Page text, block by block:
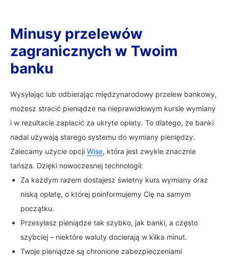
Minusy przelewów
zagranicznych w Twoim
banku
Wysyłając lub odbierając międzynarodowy przelew bankowy,
możesz stracić pieniądze na nieprawidłowym kursie wymiany
i w rezultacie zapłacić za ukryte opłaty. To dlatego, że banki
nadal używają starego systemu do wymiany pieniędzy.
Zalecamy użycie opcji Wise, która jest zwykle znacznie
tańsza. Dzięki nowoczesnej technologii:
Za każdym razem dostajesz świetny kurs wymiany oraz
niską opłatę, o której poinformujemy Cię na samym
początku.
Przesyłasz pieniądze tak szybko, jak banki, a często
szybciej – niektóre waluty docierają w kilka minut.
Twoje pieniądze są chronione zabezpieczeniami